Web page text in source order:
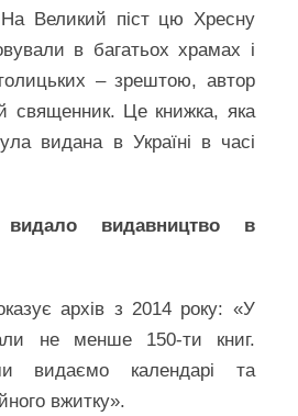
Великий піст цю Хресну
в багатьох храмах і
– зрештою, автор
священник. Це книжка, яка
видана в Україні в часі
видавництво в
архів з 2014 року: «У
не менше 150-ти книг.
видаємо календарі та
вжитку».